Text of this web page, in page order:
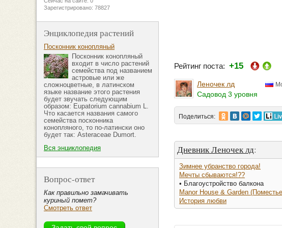
Рейтинг поста: +15
Леночек лд
Садовод 3 уровня
Поделиться:
Дневник Леночек лд:
Зимнее убранство города!
Мечты сбываются!??
• Благоустройство балкона
Manor House & Garden
История любви
Зарегистрировано: 78827
Энциклопедия растений
Посконник конопляный
Посконник конопляный
входит в число растений
семейства под названием
астровые или же
сложноцветные, в латинском
языке название этого растения
будет звучать следующим
образом: Eupatorium cannabium L.
Что касается названия самого
семейства посконника
конопляного, то по-латински оно
будет так: Asteraceae Dumort.
Вся энциклопедия
Вопрос-ответ
Как правильно замачивать
куриный помет?
Смотреть ответ